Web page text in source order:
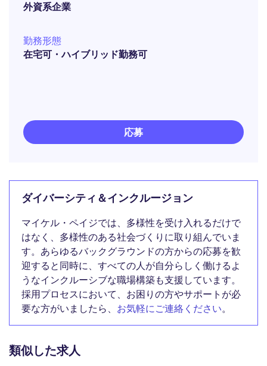
外資系企業
勤務形態
在宅可・ハイブリッド勤務可
応募
ダイバーシティ＆インクルージョン
マイケル・ペイジでは、多様性を受け入れるだけで
はなく、多様性のある社会づくりに取り組んでいま
す。あらゆるバックグラウンドの方からの応募を歓
迎すると同時に、すべての人が自分らしく働けるよ
うなインクルーシブな職場構築も支援しています。
採用プロセスにおいて、お困りの方やサポートが必
要な方がいましたら、 お気軽にご連絡ください。
類似した求人